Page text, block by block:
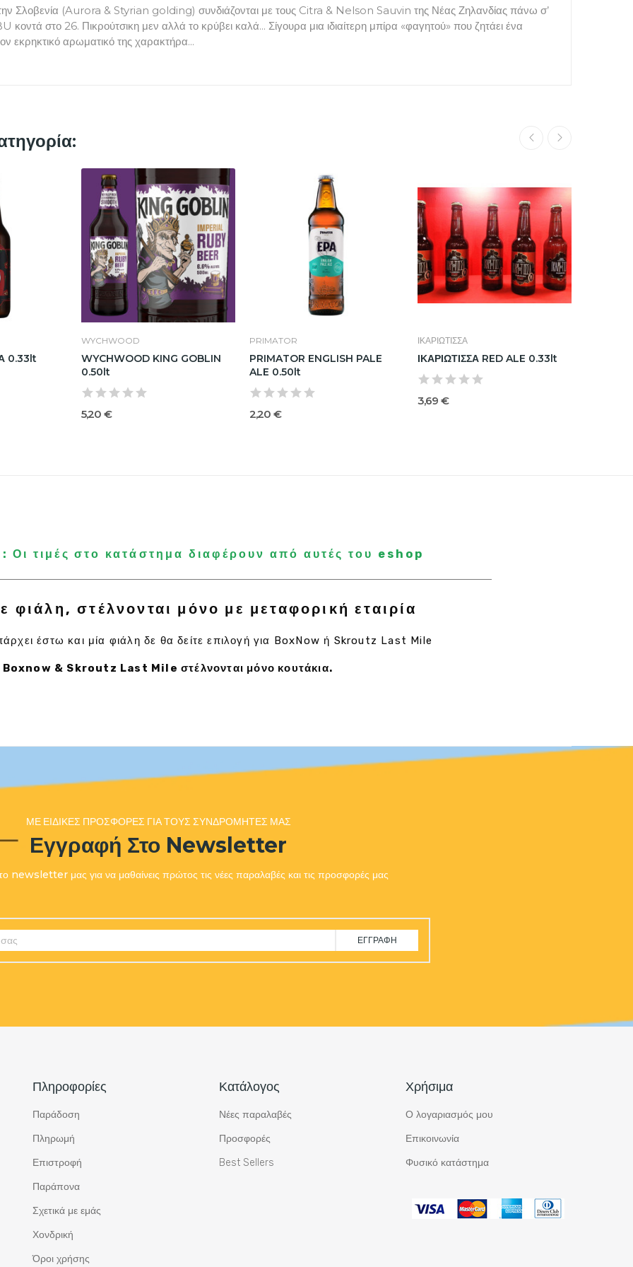
Σλοβενία (Aurora & Styrian golding) συνδιάζονται με τους Citra & Nelson Sauvin της Νέας Ζηλανδίας πάνω σ’
στο 26. Πικρούτσικη μεν αλλά το κρύβει καλά... Σίγουρα μια ιδιαίτερη μπίρα «φαγητού» που ζητάει ένα
εκρηκτικό αρωματικό της χαρακτήρα...
0.33lt
WYCHWOOD
WYCHWOOD KING GOBLIN
0.50lt
5,20 €
PRIMATOR
PRIMATOR ENGLISH PALE
ALE 0.50lt
2,20 €
ΙΚΑΡΙΩΤΙΣΣΑ
ΙΚΑΡΙΩΤΙΣΣΑ RED ALE 0.33lt
3,69 €
Οι τιμές στο κατάστημα διαφέρουν από αυτές του eshop
φιάλη, στέλνονται μόνο με μεταφορική εταιρία
έστω και μία φιάλη δε θα δείτε επιλογή για BoxNow ή Skroutz Last Mile
& Skroutz Last Mile στέλνονται μόνο κουτάκια.
ΜΕ ΕΙΔΙΚΈΣ ΠΡΟΣΦΟΡΈΣ ΓΙΑ ΤΟΥΣ ΣΥΝΔΡΟΜΗΤΈΣ ΜΑΣ
Εγγραφή Στο Newsletter
newsletter μας για να μαθαίνεις πρώτος τις νέες παραλαβές και τις προσφορές μας
ΕΓΓΡΑΦΉ
Πληροφορίες
Παράδοση
Πληρωμή
Επιστροφή
Παράπονα
Σχετικά με εμάς
Χονδρική
Όροι χρήσης
Κατάλογος
Νέες παραλαβές
Προσφορές
Best Sellers
Χρήσιμα
Ο λογαριασμός μου
Επικοινωνία
Φυσικό κατάστημα